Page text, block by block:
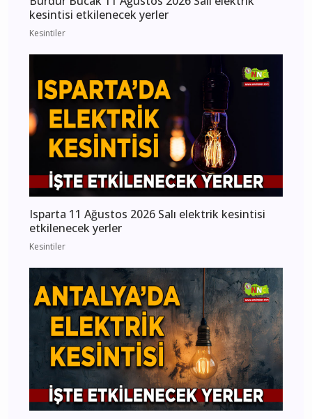
kesintisi etkilenecek yerler
Kesintiler
Isparta 11 Ağustos 2026 Salı elektrik kesintisi
etkilenecek yerler
Kesintiler